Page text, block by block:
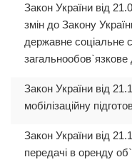
Закон України від
змін до Закону
державне соціальне
Закон України від
мобілізаційну
Закон України від
передачі в оренду